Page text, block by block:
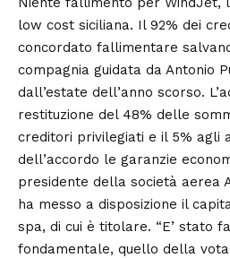
low cost siciliana. Il 92% dei
concordato fallimentare
compagnia guidata da Antonio
dall’estate dell’anno scorso.
restituzione del 48% delle
creditori privilegiati e il 5% agli
dell’accordo le garanzie
presidente della società aerea
ha messo a disposizione il
spa, di cui è titolare. “E’ stato
fondamentale, quello della